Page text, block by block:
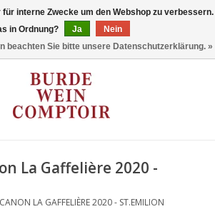
La Gaffelière 2020 -
LA GAFFELIÈRE 2020 - ST.EMILION
interne Zwecke um den Webshop zu verbessern.
in Ordnung?
Ja
Nein
beachten Sie bitte unsere Datenschutzerklärung. »